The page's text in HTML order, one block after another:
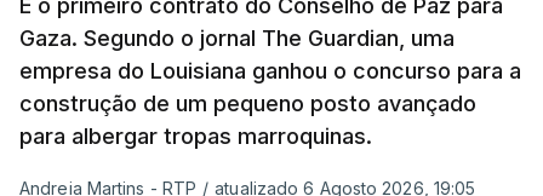
É o primeiro contrato do Conselho de Paz para
Gaza. Segundo o jornal The Guardian, uma
empresa do Louisiana ganhou o concurso para a
construção de um pequeno posto avançado
para albergar tropas marroquinas.
Andreia Martins - RTP / atualizado 6 Agosto 2026, 19:05